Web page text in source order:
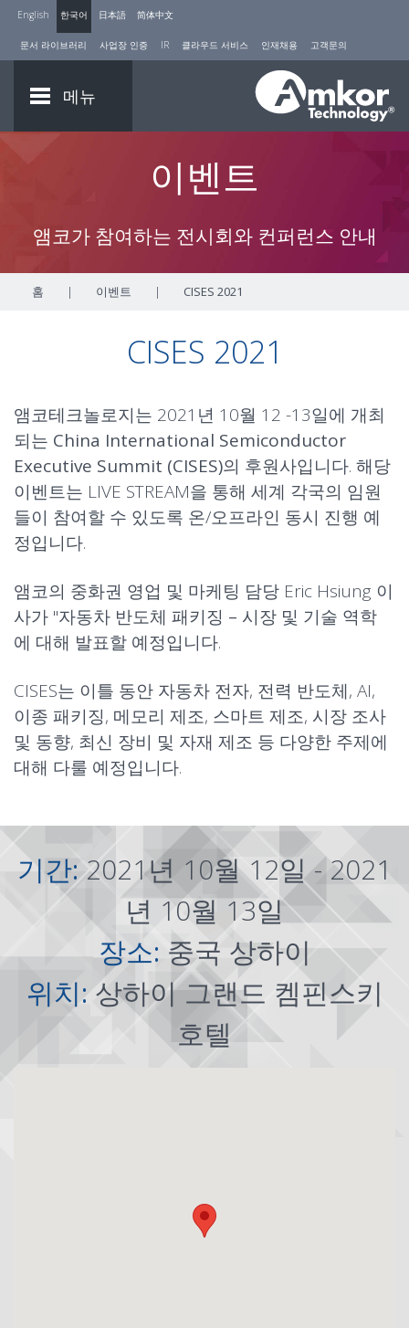
English 한국어 日本語 简体中文
문서 라이브러리 사업장 인증 IR 클라우드 서비스 인재채용 고객문의
메뉴
이벤트
앰코가 참여하는 전시회와 컨퍼런스 안내
홈 | 이벤트 | CISES 2021
CISES 2021
앰코테크놀로지는 2021년 10월 12 -13일에 개최
되는 China International Semiconductor
Executive Summit (CISES)의 후원사입니다. 해당
이벤트는 LIVE STREAM을 통해 세계 각국의 임원
들이 참여할 수 있도록 온/오프라인 동시 진행 예
정입니다.
앰코의 중화권 영업 및 마케팅 담당 Eric Hsiung 이
사가 "자동차 반도체 패키징 – 시장 및 기술 역학
에 대해 발표할 예정입니다.
CISES는 이틀 동안 자동차 전자, 전력 반도체, AI,
이종 패키징, 메모리 제조, 스마트 제조, 시장 조사
및 동향, 최신 장비 및 자재 제조 등 다양한 주제에
대해 다룰 예정입니다.
기간:2021년 10월 12일 - 2021
년 10월 13일
장소: 중국 상하이
위치: 상하이 그랜드 켐핀스키
호텔